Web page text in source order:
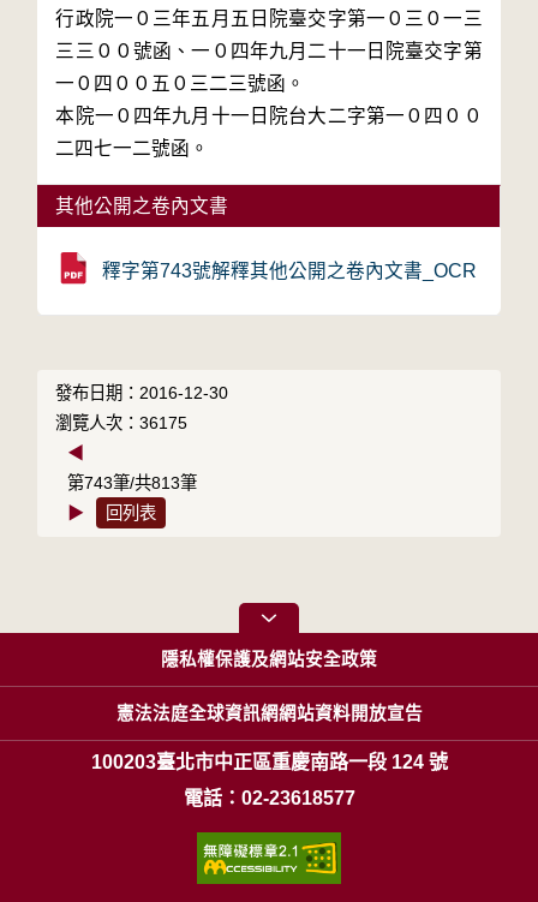
行政院一０三年五月五日院臺交字第一０三０一三
三三００號函、一０四年九月二十一日院臺交字第
一０四００五０三二三號函。
本院一０四年九月十一日院台大二字第一０四００
二四七一二號函。
其他公開之卷內文書
釋字第743號解釋其他公開之卷內文書_OCR
發布日期：2016-12-30
瀏覽人次：36175
◀
第743筆/共813筆
▶
回列表
隱私權保護及網站安全政策
憲法法庭全球資訊網網站資料開放宣告
100203臺北市中正區重慶南路一段 124 號
電話：02-23618577